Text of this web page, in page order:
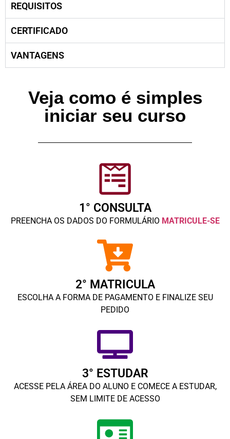
REQUISITOS
CERTIFICADO
VANTAGENS
Veja como é simples
iniciar seu curso
1° CONSULTA
PREENCHA OS DADOS DO FORMULÁRIO MATRICULE-SE
2° MATRICULA
ESCOLHA A FORMA DE PAGAMENTO E FINALIZE SEU
PEDIDO
3° ESTUDAR
ACESSE PELA ÁREA DO ALUNO E COMECE A ESTUDAR,
SEM LIMITE DE ACESSO